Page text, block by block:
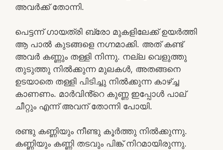
അവർക്ക് തോന്നി.
പെട്ടന്ന് ഗായത്രി ബ്രോ മുകളിലേക്ക് ഉയർത്തി
ആ പാൽ കുടങ്ങളെ നഗ്നമാക്കി. അത് കണ്ട്
അവർ കണ്ണും തള്ളി നിന്നു. നല്ല വെളുത്തു
തുടുത്തു നിൽക്കുന്ന മുലകൾ, അതങ്ങനെ
ഉടയാതെ തള്ളി പിടിച്ചു നിൽക്കുന്ന കാഴ്ച്ച
കാണണം. മാർവിൻ്റെ കുണ്ണ ഇപ്പോൾ പാല്
ചീറ്റും എന്ന് അവന് തോന്നി പോയി.
രണ്ടു കണ്ണിയും നീണ്ടു കൂർത്തു നിൽക്കുന്നു.
കണ്ണിയും കണ്ണി തടവും പിങ്ക് നിറമായിരുന്നു.